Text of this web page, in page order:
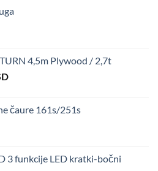
4,5m Plywood / 2,7t
čaure 161s/251s
3 funkcije LED kratki-bočni